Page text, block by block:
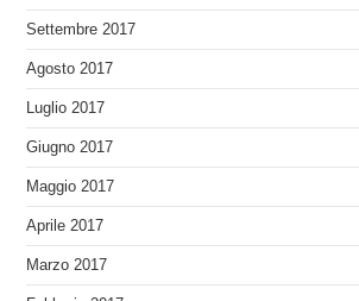
Settembre 2017
Agosto 2017
Luglio 2017
Giugno 2017
Maggio 2017
Aprile 2017
Marzo 2017